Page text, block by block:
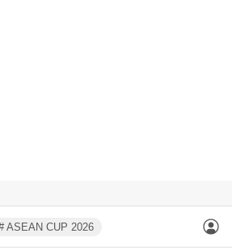
ASEAN CUP 2026